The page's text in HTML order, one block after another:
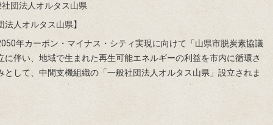
社団法人オルタス山県
法人オルタス山県】
年カーボン・マイナス・シティ実現に向けて「山県市脱炭素協議
に伴い、地域で生まれた再生可能エネルギーの利益を市内に循環さ
として、中間支機組織の「一般社団法人オルタス山県」設立されま